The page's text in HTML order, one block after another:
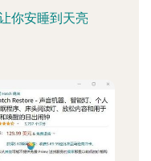
你安睡到天亮